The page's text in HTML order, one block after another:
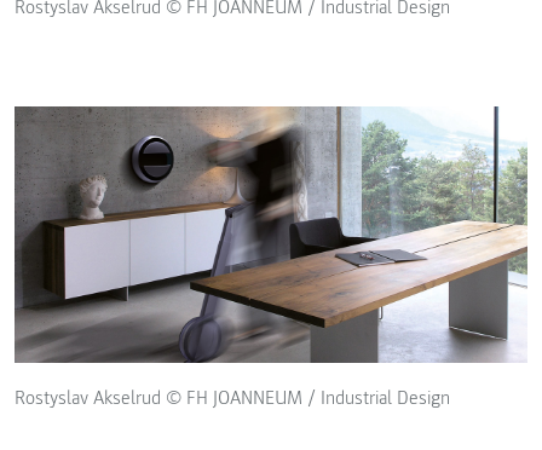
Rostyslav Akselrud © FH JOANNEUM / Industrial Design
Rostyslav Akselrud © FH JOANNEUM / Industrial Design